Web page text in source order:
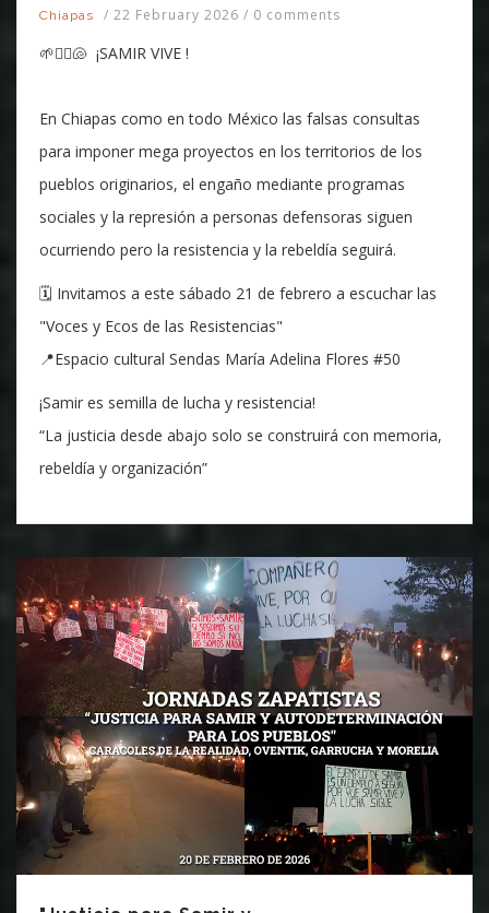
Chiapas / 22 February 2026 / 0 comments
🌱✊🏾🐚 ¡SAMIR VIVE !
En Chiapas como en todo México las falsas consultas
para imponer mega proyectos en los territorios de los
pueblos originarios, el engaño mediante programas
sociales y la represión a personas defensoras siguen
ocurriendo pero la resistencia y la rebeldía seguirá.
🗓️ Invitamos a este sábado 21 de febrero a escuchar las
"Voces y Ecos de las Resistencias"
📍Espacio cultural Sendas María Adelina Flores #50
¡Samir es semilla de lucha y resistencia!
“La justicia desde abajo solo se construirá con memoria,
rebeldía y organización”